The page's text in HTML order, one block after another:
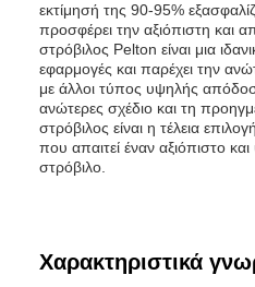
εκτίμησή της 90-95%
προσφέρει την αξιόπιστη και
στρόβιλος Pelton είναι μια
εφαρμογές και παρέχει την
με άλλοι τύπος υψηλής
ανώτερες σχέδιο και τη
στρόβιλος είναι η τέλεια
που απαιτεί έναν αξιόπιστο
στρόβιλο.
Χαρακτηριστικά